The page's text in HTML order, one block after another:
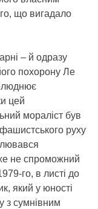
що вигадало
– й одразу
похорону Ле
цей
мораліст був
фашистського руху
не спроможний
го, в листі до
який у юності
з сумнівним